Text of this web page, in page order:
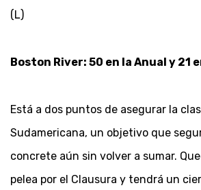
(L)
Boston River: 50 en la Anual y 21
Está a dos puntos de asegurar la
Sudamericana, un objetivo que
concrete aún sin volver a sumar.
pelea por el Clausura y tendrá un